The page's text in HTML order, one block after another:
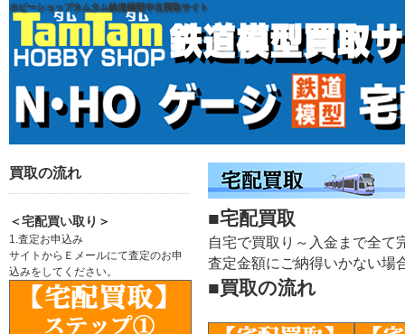
ホビーショップタムタム鉄道模型中古買取サイト
買取の流れ
＜宅配買い取り＞
1.査定お申込み
サイトからＥメールにて査定のお申
込みをしてください。
■宅配買取
自宅で買取り～入金まで全て
査定金額にご納得いかない場
■買取の流れ